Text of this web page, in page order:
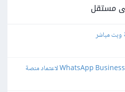
مستقل
مباشر